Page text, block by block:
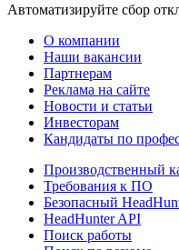
Автоматизируйте сбор
О компании
Наши вакансии
Партнерам
Реклама на сайте
Новости и статьи
Инвесторам
Кандидаты по
Производственный
Требования к ПО
Безопасный
HeadHunter API
Поиск работы